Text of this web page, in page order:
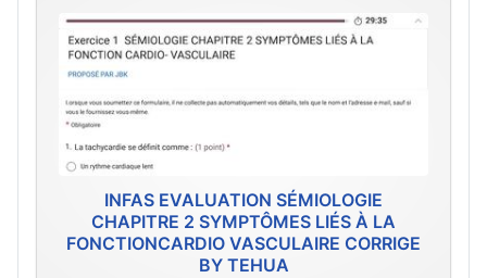
INFAS EVALUATION SÉMIOLOGIE
CHAPITRE 2 SYMPTÔMES LIÉS À LA
FONCTIONCARDIO VASCULAIRE CORRIGE
BY TEHUA